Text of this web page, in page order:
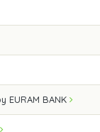
EURAM BANK